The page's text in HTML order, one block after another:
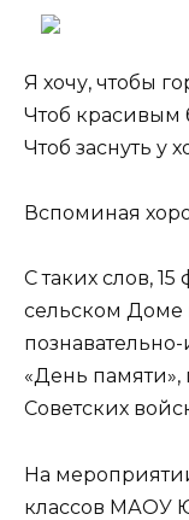
Я хочу, чтобы
Чтоб
Чтоб заснуть у
Вспоминая
С таких слов,
сельском Доме
«День
Советских
На
классов МАОУ